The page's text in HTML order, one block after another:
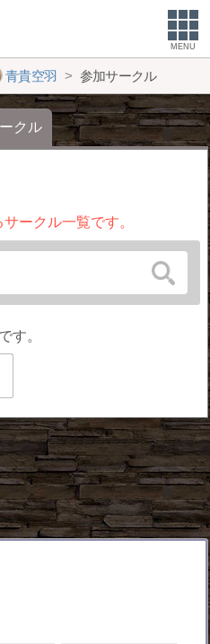
MENU
青貴空羽 参加サークル
クル
ークル一覧です。
す。